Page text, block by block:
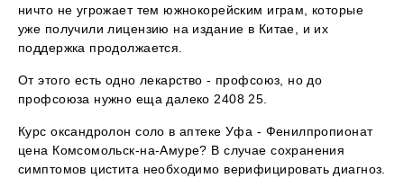
ничто не угрожает тем южнокорейским играм, которые
уже получили лицензию на издание в Китае, и их
поддержка продолжается.
От этого есть одно лекарство - профсоюз, но до
профсоюза нужно еща далеко 2408 25.
Курс оксандролон соло в аптеке Уфа - Фенилпропионат
цена Комсомольск-на-Амуре? В случае сохранения
симптомов цистита необходимо верифицировать диагноз.